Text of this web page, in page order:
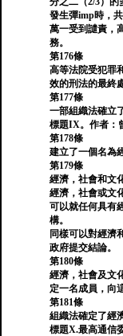
發生彈imp時，
萬一受到譴責，
務。
第176條
高等法院受犯罪
效的刑法的最終
第177條
一部組織法確立
標題IX。作者：
第178條
建立了一個名為
第179條
經濟，社會和文
經濟，社會或文
可以就任何具有
構。
同樣可以對經濟
政府提交結論。
第180條
經濟，社會及文
定一名成員，向
第181條
組織法確定了經
標題X.最高通信